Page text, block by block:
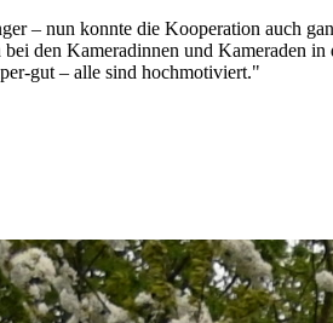
– nun konnte die Kooperation auch
den Kameradinnen und Kameraden
gut – alle sind hochmotiviert."